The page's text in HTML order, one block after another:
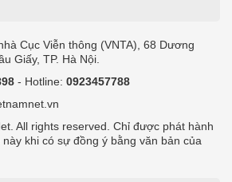
Cục Viễn thông (VNTA), 68 Dương
Giấy, TP. Hà Nội.
- Hotline: 0923457788
All rights reserved. Chỉ được phát hành
khi có sự đồng ý bằng văn bản của